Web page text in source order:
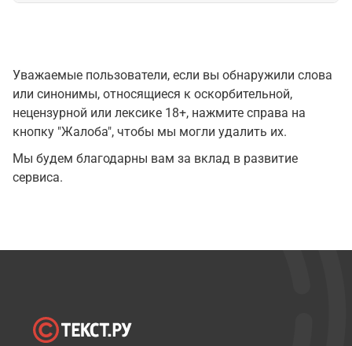
Уважаемые пользователи, если вы обнаружили слова
или синонимы, относящиеся к оскорбительной,
нецензурной или лексике 18+, нажмите справа на
кнопку "Жалоба", чтобы мы могли удалить их.
Мы будем благодарны вам за вклад в развитие
сервиса.